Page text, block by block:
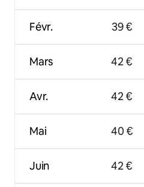
Févr.
Mars
Avr.
Mai
Juin
39 €
42 €
42 €
40 €
42 €